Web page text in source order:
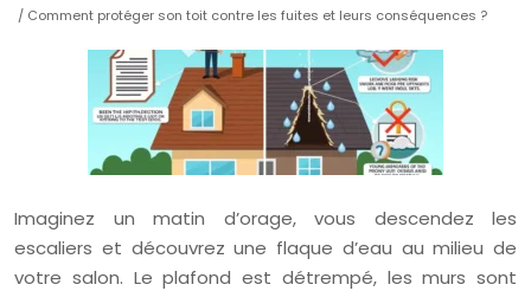
/ Comment protéger son toit contre les fuites et leurs conséquences ?
Imaginez un matin d’orage, vous descendez les
escaliers et découvrez une flaque d’eau au milieu de
votre salon. Le plafond est détrempé, les murs sont